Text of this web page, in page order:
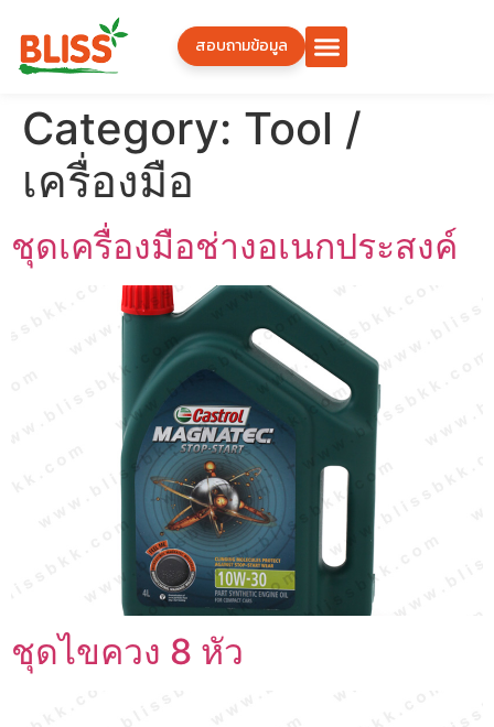
สอบถามข้อมูล
Category: Tool /
เครื่องมือ
ชุดเครื่องมือช่างอเนกประสงค์
ชุดไขควง 8 หัว